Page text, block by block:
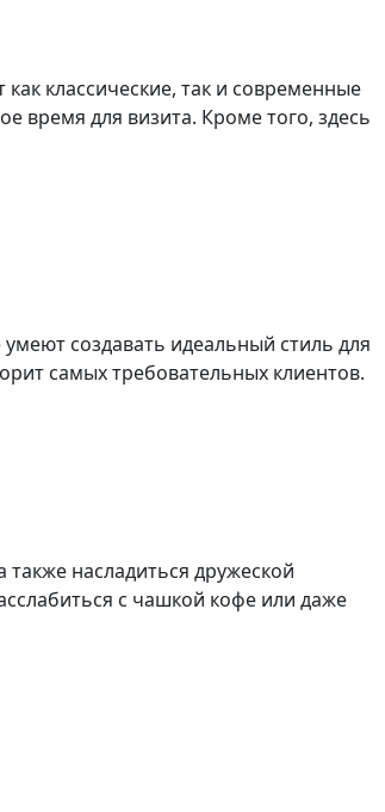
классические, так и современные
время для визита. Кроме того, здесь
создавать идеальный стиль для
самых требовательных клиентов.
насладиться дружеской
с чашкой кофе или даже